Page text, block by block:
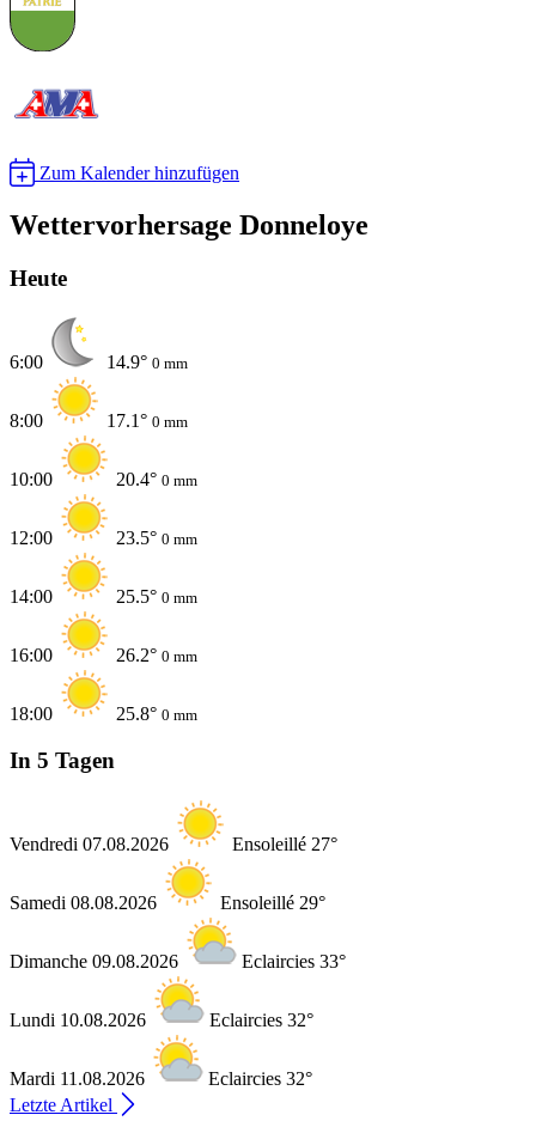
Zum Kalender hinzufügen
Wettervorhersage Donneloye
Heute
6:00 14.9° 0 mm
8:00 17.1° 0 mm
10:00 20.4° 0 mm
12:00 23.5° 0 mm
14:00 25.5° 0 mm
16:00 26.2° 0 mm
18:00 25.8° 0 mm
In 5 Tagen
Vendredi 07.08.2026 Ensoleillé 27°
Samedi 08.08.2026 Ensoleillé 29°
Dimanche 09.08.2026 Eclaircies 33°
Lundi 10.08.2026 Eclaircies 32°
Mardi 11.08.2026
Eclaircies 32°
Letzte Artikel